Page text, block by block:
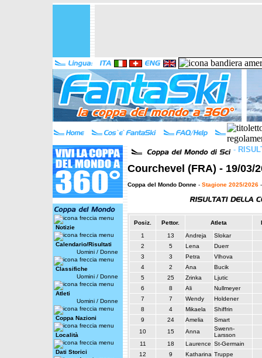
Notizie
Calendario/Risultati
Uomini / Donne
Classifiche
Uomini / Donne
Atleti
Uomini / Donne
Coppa Nazioni
Località
Dati Storici
-
Courchevel (FRA) - 19/03/
Coppa del Mondo Donne - Stagione 2025/2026
Posiz. Pettor. Atleta
1
13 Andreja
Slokar
2
5 Lena
Duerr
3
3 Petra
Vlhova
4
2 Ana
Bucik
5
25 Zrinka
Ljutic
6
8 Ali
Nullmeyer
7
7 Wendy
Holdener
8
4 Mikaela
Shiffrin
9
24 Amelia
Smart
10
15 Anna
Swenn-
Larsson
11
18 Laurence St-Germain
12
9 Katharina Truppe